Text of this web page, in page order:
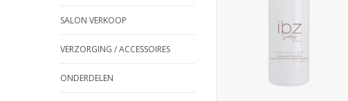
SALON VERKOOP
VERZORGING / ACCESSOIRES
ONDERDELEN
zorgt voor een medium tot dark
resultaat met snelle inwerktijd en
sweat-resistant